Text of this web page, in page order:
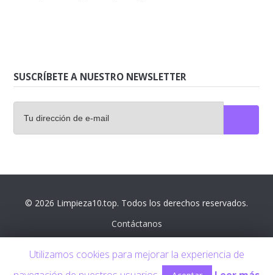
SUSCRÍBETE A NUESTRO NEWSLETTER
© 2026 Limpieza10.top. Todos los derechos reservados.
Contáctanos
Política de privacidad
Utilizamos cookies para mejorar la experiencia de